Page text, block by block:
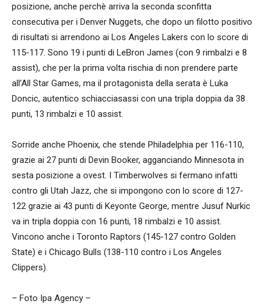
posizione, anche perchè arriva la seconda sconfitta
consecutiva per i Denver Nuggets, che dopo un filotto positivo
di risultati si arrendono ai Los Angeles Lakers con lo score di
115-117. Sono 19 i punti di LeBron James (con 9 rimbalzi e 8
assist), che per la prima volta rischia di non prendere parte
all’All Star Games, ma il protagonista della serata è Luka
Doncic, autentico schiacciasassi con una tripla doppia da 38
punti, 13 rimbalzi e 10 assist.
Sorride anche Phoenix, che stende Philadelphia per 116-110,
grazie ai 27 punti di Devin Booker, agganciando Minnesota in
sesta posizione a ovest. I Timberwolves si fermano infatti
contro gli Utah Jazz, che si impongono con lo score di 127-
122 grazie ai 43 punti di Keyonte George, mentre Jusuf Nurkic
va in tripla doppia con 16 punti, 18 rimbalzi e 10 assist.
Vincono anche i Toronto Raptors (145-127 contro Golden
State) e i Chicago Bulls (138-110 contro i Los Angeles
Clippers).
– Foto Ipa Agency –